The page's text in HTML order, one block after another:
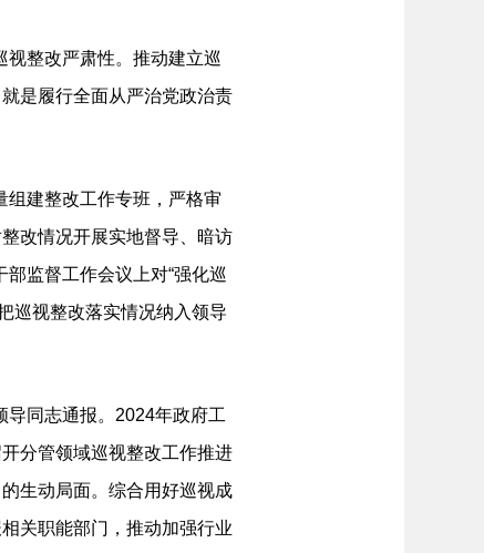
整改严肃性。推动建立巡
是履行全面从严治党政治责
建整改工作专班，严格审
改情况开展实地督导、暗访
监督工作会议上对“强化巡
巡视整改落实情况纳入领导
同志通报。2024年政府工
分管领域巡视整改工作推进
生动局面。综合用好巡视成
关职能部门，推动加强行业